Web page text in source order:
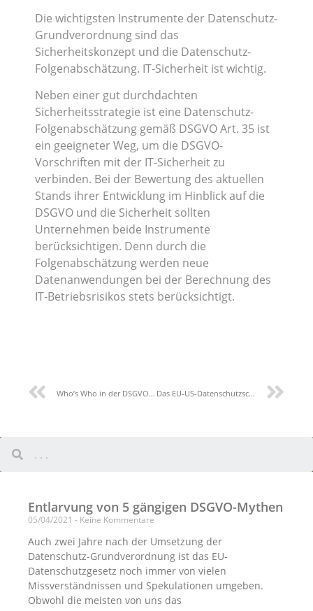
Die wichtigsten Instrumente der Datenschutz-
Grundverordnung sind das
Sicherheitskonzept und die Datenschutz-
Folgenabschätzung. IT-Sicherheit ist wichtig.
Neben einer gut durchdachten
Sicherheitsstrategie ist eine Datenschutz-
Folgenabschätzung gemäß DSGVO Art. 35 ist
ein geeigneter Weg, um die DSGVO-
Vorschriften mit der IT-Sicherheit zu
verbinden. Bei der Bewertung des aktuellen
Stands ihrer Entwicklung im Hinblick auf die
DSGVO und die Sicherheit sollten
Unternehmen beide Instrumente
berücksichtigen. Denn durch die
Folgenabschätzung werden neue
Datenanwendungen bei der Berechnung des
IT-Betriebsrisikos stets berücksichtigt.
Who’s Who in der DSGVO: Verantwortlicher versus Auftragsverarbeiter Das EU-US-Datenschutzschild: Was bedeutet die Entscheidung des EuGH für Unternehmen?
Entlarvung von 5 gängigen DSGVO-Mythen
05/04/2021 Keine Kommentare
Auch zwei Jahre nach der Umsetzung der
Datenschutz-Grundverordnung ist das EU-
Datenschutzgesetz noch immer von vielen
Missverständnissen und Spekulationen umgeben.
Obwohl die meisten von uns das